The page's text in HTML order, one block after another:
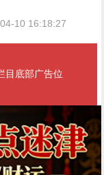
10 16:18:27
目底部广告位